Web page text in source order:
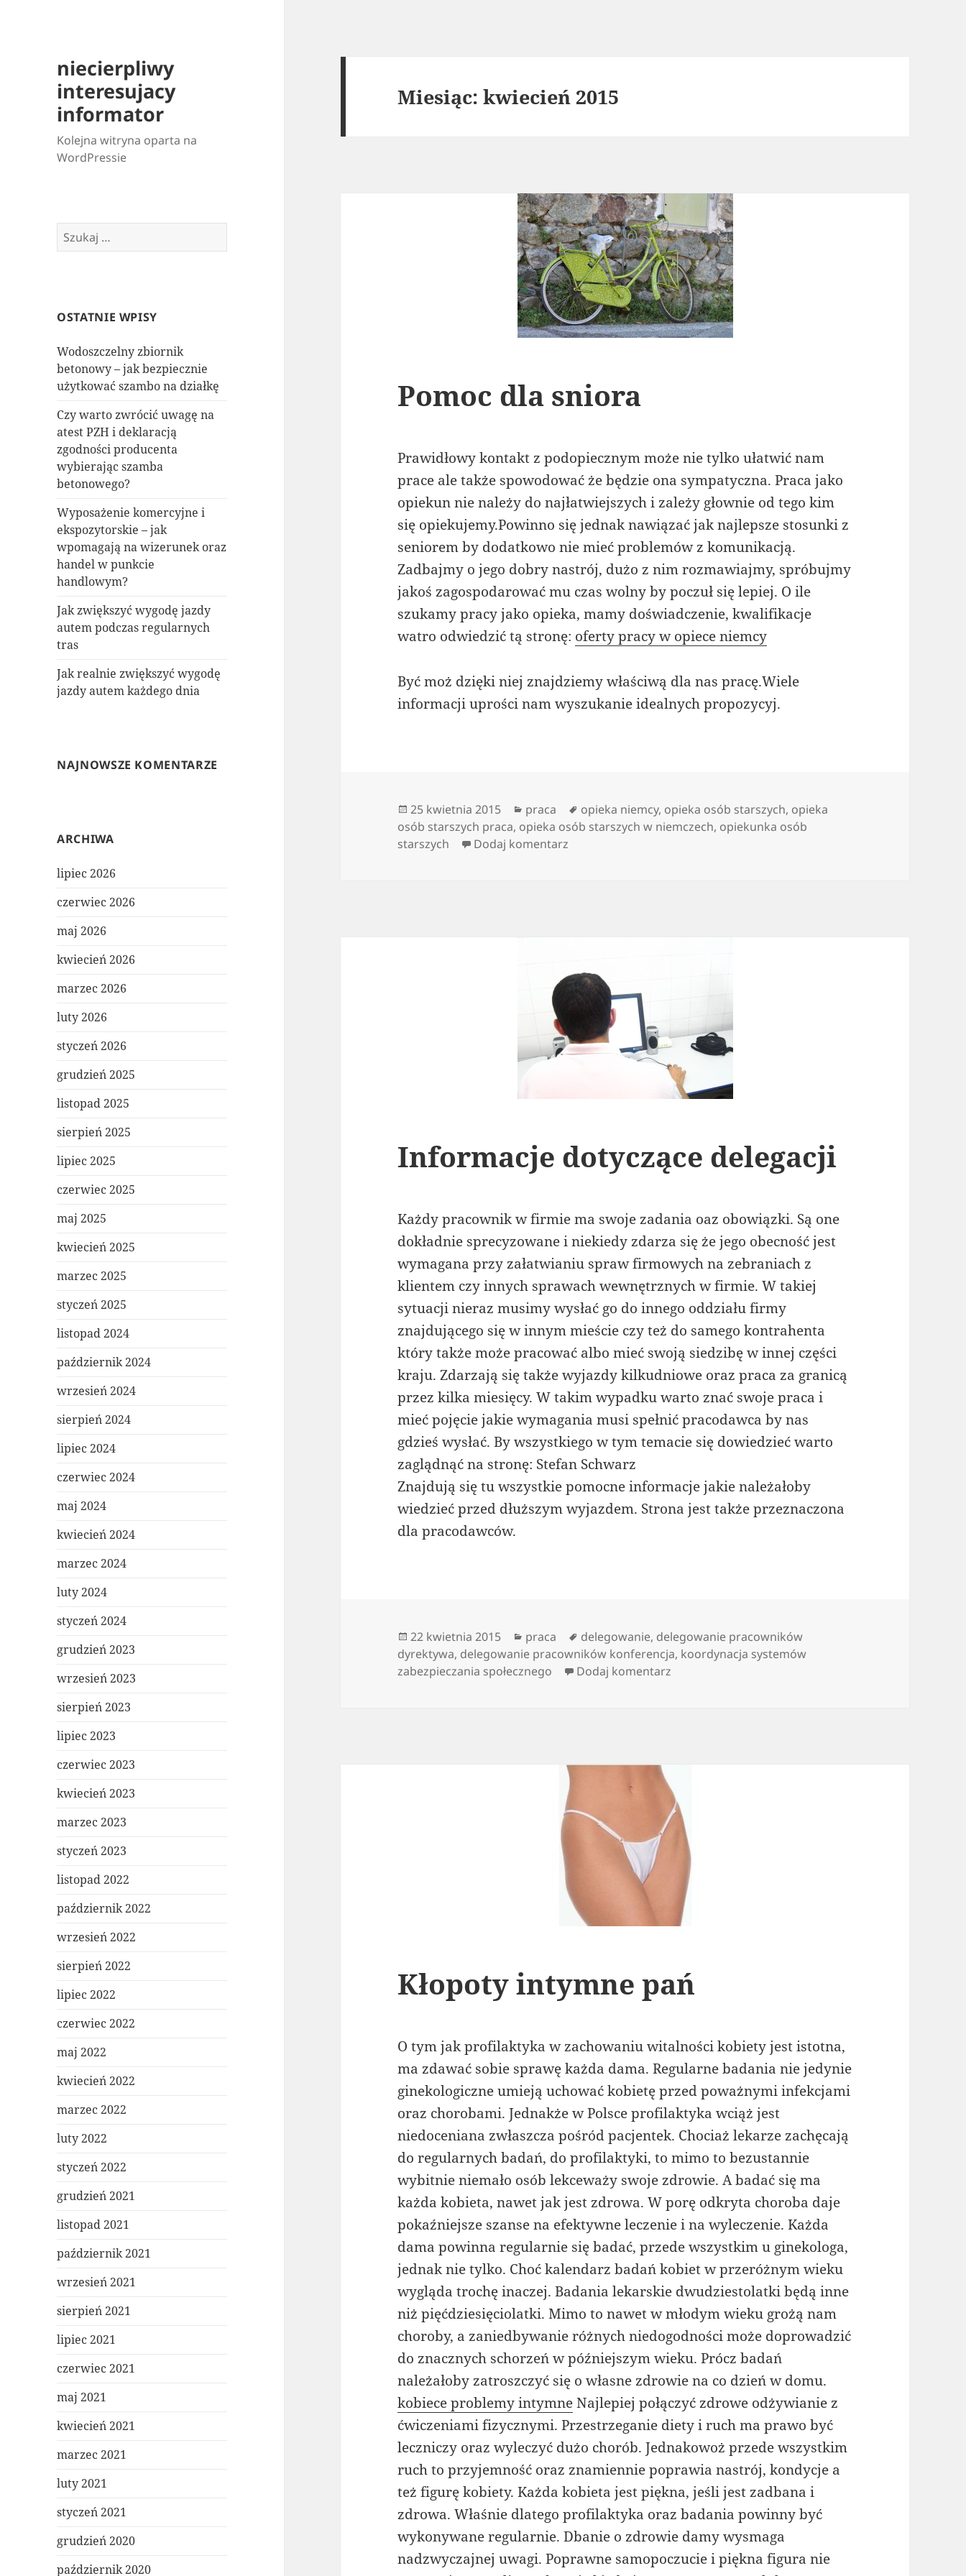
niecierpliwy
interesujacy
informator
Kolejna witryna oparta na
WordPressie
Szukaj:
OSTATNIE WPISY
Wodoszczelny zbiornik
betonowy – jak bezpiecznie
użytkować szambo na działkę
Czy warto zwrócić uwagę na
atest PZH i deklaracją
zgodności producenta
wybierając szamba
betonowego?
Wyposażenie komercyjne i
ekspozytorskie – jak
wpomagają na wizerunek oraz
handel w punkcie
handlowym?
Jak zwiększyć wygodę jazdy
autem podczas regularnych
tras
Jak realnie zwiększyć wygodę
jazdy autem każdego dnia
NAJNOWSZE KOMENTARZE
ARCHIWA
lipiec 2026
czerwiec 2026
maj 2026
kwiecień 2026
marzec 2026
luty 2026
styczeń 2026
grudzień 2025
listopad 2025
sierpień 2025
lipiec 2025
czerwiec 2025
maj 2025
kwiecień 2025
marzec 2025
styczeń 2025
listopad 2024
październik 2024
wrzesień 2024
sierpień 2024
lipiec 2024
czerwiec 2024
maj 2024
kwiecień 2024
marzec 2024
luty 2024
styczeń 2024
grudzień 2023
wrzesień 2023
sierpień 2023
lipiec 2023
czerwiec 2023
kwiecień 2023
marzec 2023
styczeń 2023
listopad 2022
październik 2022
wrzesień 2022
sierpień 2022
lipiec 2022
czerwiec 2022
maj 2022
kwiecień 2022
marzec 2022
luty 2022
styczeń 2022
grudzień 2021
listopad 2021
październik 2021
wrzesień 2021
sierpień 2021
lipiec 2021
czerwiec 2021
maj 2021
kwiecień 2021
marzec 2021
luty 2021
styczeń 2021
grudzień 2020
październik 2020
Miesiąc:kwiecień 2015
Pomoc dla sniora
Prawidłowy kontakt z podopiecznym może nie tylko ułatwić nam
prace ale także spowodować że będzie ona sympatyczna. Praca jako
opiekun nie należy do najłatwiejszych i zależy głownie od tego kim
się opiekujemy.Powinno się jednak nawiązać jak najlepsze stosunki z
seniorem by dodatkowo nie mieć problemów z komunikacją.
Zadbajmy o jego dobry nastrój, dużo z nim rozmawiajmy, spróbujmy
jakoś zagospodarować mu czas wolny by poczuł się lepiej. O ile
szukamy pracy jako opieka, mamy doświadczenie, kwalifikacje
watro odwiedzić tą stronę: oferty pracy w opiece niemcy
Być moż dzięki niej znajdziemy właściwą dla nas pracę.Wiele
informacji uprości nam wyszukanie idealnych propozycyj.
Data
publikacji
25 kwietnia 2015 Kategorie
praca Tagi
opieka niemcy, opieka osób starszych, opieka
osób starszych praca, opieka osób starszych w niemczech, opiekunka osób
starszych
Dodaj komentarz
Informacje dotyczące delegacji
Każdy pracownik w firmie ma swoje zadania oaz obowiązki. Są one
dokładnie sprecyzowane i niekiedy zdarza się że jego obecność jest
wymagana przy załatwianiu spraw firmowych na zebraniach z
klientem czy innych sprawach wewnętrznych w firmie. W takiej
sytuacji nieraz musimy wysłać go do innego oddziału firmy
znajdującego się w innym mieście czy też do samego kontrahenta
który także może pracować albo mieć swoją siedzibę w innej części
kraju. Zdarzają się także wyjazdy kilkudniowe oraz praca za granicą
przez kilka miesięcy. W takim wypadku warto znać swoje praca i
mieć pojęcie jakie wymagania musi spełnić pracodawca by nas
gdzieś wysłać. By wszystkiego w tym temacie się dowiedzieć warto
zaglądnąć na stronę: Stefan Schwarz
Znajdują się tu wszystkie pomocne informacje jakie należałoby
wiedzieć przed dłuższym wyjazdem. Strona jest także przeznaczona
dla pracodawców.
Data
publikacji
22 kwietnia 2015 Kategorie
praca Tagi
delegowanie, delegowanie pracowników
dyrektywa, delegowanie pracowników konferencja, koordynacja systemów
zabezpieczania społecznego
Dodaj komentarz
Kłopoty intymne pań
O tym jak profilaktyka w zachowaniu witalności kobiety jest istotna,
ma zdawać sobie sprawę każda dama. Regularne badania nie jedynie
ginekologiczne umieją uchować kobietę przed poważnymi infekcjami
oraz chorobami. Jednakże w Polsce profilaktyka wciąż jest
niedoceniana zwłaszcza pośród pacjentek. Chociaż lekarze zachęcają
do regularnych badań, do profilaktyki, to mimo to bezustannie
wybitnie niemało osób lekceważy swoje zdrowie. A badać się ma
każda kobieta, nawet jak jest zdrowa. W porę odkryta choroba daje
pokaźniejsze szanse na efektywne leczenie i na wyleczenie. Każda
dama powinna regularnie się badać, przede wszystkim u ginekologa,
jednak nie tylko. Choć kalendarz badań kobiet w przeróżnym wieku
wygląda trochę inaczej. Badania lekarskie dwudziestolatki będą inne
niż pięćdziesięciolatki. Mimo to nawet w młodym wieku grożą nam
choroby, a zaniedbywanie różnych niedogodności może doprowadzić
do znacznych schorzeń w późniejszym wieku. Prócz badań
należałoby zatroszczyć się o własne zdrowie na co dzień w domu.
kobiece problemy intymneNajlepiej połączyć zdrowe odżywianie z
ćwiczeniami fizycznymi. Przestrzeganie diety i ruch ma prawo być
leczniczy oraz wyleczyć dużo chorób. Jednakowoż przede wszystkim
ruch to przyjemność oraz znamiennie poprawia nastrój, kondycje a
też figurę kobiety. Każda kobieta jest piękna, jeśli jest zadbana i
zdrowa. Właśnie dlatego profilaktyka oraz badania powinny być
wykonywane regularnie. Dbanie o zdrowie damy wysmaga
nadzwyczajnej uwagi. Poprawne samopoczucie i piękna figura nie